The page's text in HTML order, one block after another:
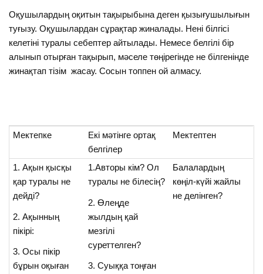
Оқушылардың оқитын тақырыбына деген қызығушылығын
туғызу. Оқушылардан сұрақтар жиналады. Нені білгісі
келетіні туралы себептер айтылады. Немесе белгілі бір
алынып отырған тақырып, мәселе төңірегінде не білгенінде
жинақтап тізім жасау. Сосын топпен ой алмасу.
Мектепке
Екі мәтінге ортақ
белгілер
Мектептен
1. Ақын қысқы
қар туралы не
дейді?
2. Ақынның
пікірі:
3. Осы пікір
бұрын оқыған
1.Авторы кім? Ол
туралы не білесің?
2. Өлеңде
жылдың қай
мезгілі
суреттелген?
3. Суыққа тоңған
Балалардың
көңіл-күйі жайлы
не делінген?